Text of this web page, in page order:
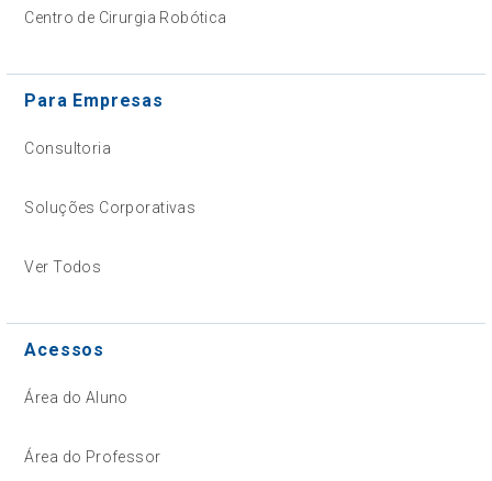
Centro de Cirurgia Robótica
Para Empresas
Consultoria
Soluções Corporativas
Ver Todos
Acessos
Área do Aluno
Área do Professor